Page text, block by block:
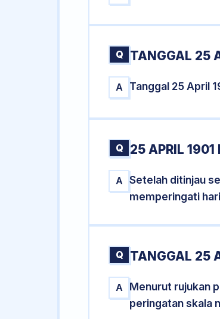
Q TANGGAL 25
A Tanggal 25 April
Q 25 APRIL 1901
A
Setelah ditinjau
memperingati
Q TANGGAL 25
A
Menurut rujukan
peringatan skala